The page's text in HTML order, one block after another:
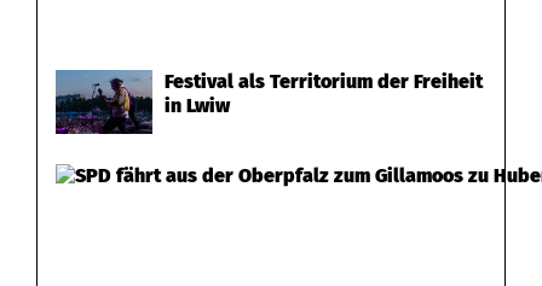
Festival als Territorium der Freiheit
in Lwiw